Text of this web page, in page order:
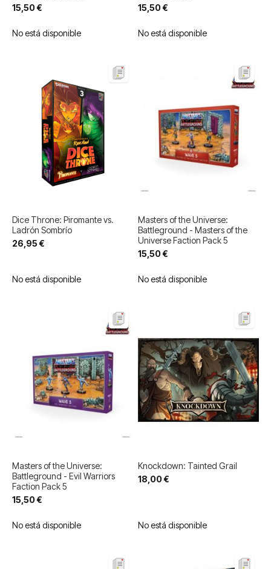
15,50 €
No está disponible
15,50 €
No está disponible
Dice Throne: Piromante vs.
Ladrón Sombrío
26,95 €
No está disponible
Masters of the Universe:
Battleground - Masters of the
Universe Faction Pack 5
15,50 €
No está disponible
Masters of the Universe:
Battleground - Evil Warriors
Faction Pack 5
15,50 €
No está disponible
Knockdown: Tainted Grail
18,00 €
No está disponible